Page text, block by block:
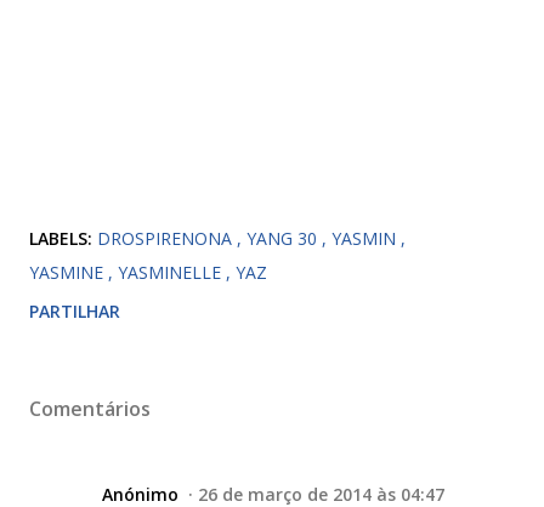
LABELS: DROSPIRENONA YANG 30
YASMIN
YASMINE
YASMINELLE
YAZ
PARTILHAR
Comentários
Anónimo 26 de março de 2014 às 04:47